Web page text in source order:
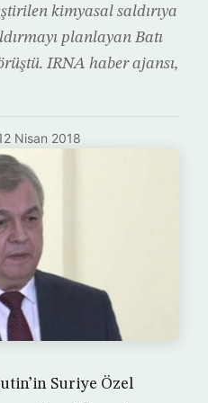
kimyasal saldırıya
planlayan Batı
IRNA haber ajansı,
Nisan 2018
Suriye Özel